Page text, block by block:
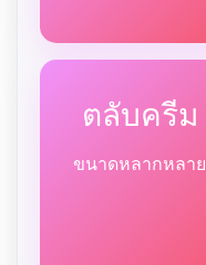
ตลับครีม
ขนาดหลากหลาย